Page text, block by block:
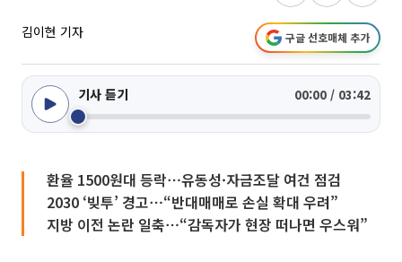
김이현 기자 구글 선호매체 추가
기사 듣기 00:00 / 03:42
환율 1500원대 등락⋯유동성·자금조달 여건 점검
2030 ‘빚투’ 경고⋯“반대매매로 손실 확대 우려”
지방 이전 논란 일축⋯“감독자가 현장 떠나면 우스워”